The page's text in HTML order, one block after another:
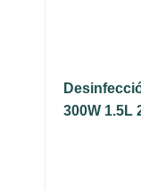
300W 1.5L